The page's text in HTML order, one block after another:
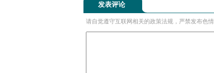
发表评论
请自觉遵守互联网相关的政策法规，严禁发布色情